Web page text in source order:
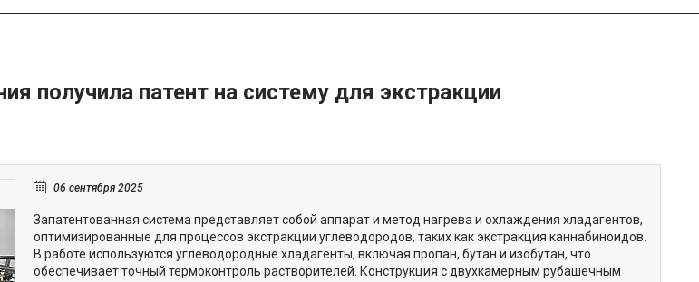
получила патент на систему для экстракции
06 сентября 2025
Запатентованная система представляет собой аппарат и метод нагрева и охлаждения хладагентов,
оптимизированные для процессов экстракции углеводородов, таких как экстракция каннабиноидов.
В работе используются углеводородные хладагенты, включая пропан, бутан и изобутан, что
обеспечивает точный термоконтроль растворителей. Конструкция с двухкамерным рубашечным